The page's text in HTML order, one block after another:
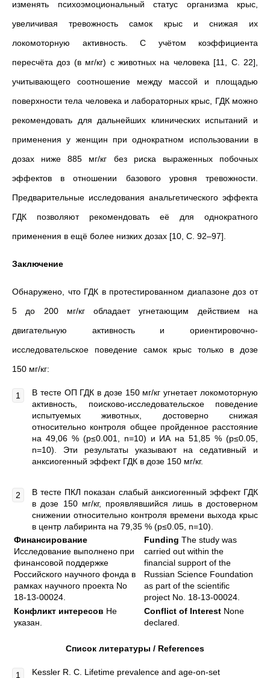
изменять психоэмоциональный статус организма крыс,
увеличивая тревожность самок крыс и снижая их
локомоторную активность. С учётом коэффициента
пересчёта доз (в мг/кг) с животных на человека [11, С. 22],
учитывающего соотношение между массой и площадью
поверхности тела человека и лабораторных крыс, ГДК можно
рекомендовать для дальнейших клинических испытаний и
применения у женщин при однократном использовании в
дозах ниже 885 мг/кг без риска выраженных побочных
эффектов в отношении базового уровня тревожности.
Предварительные исследования анальгетического эффекта
ГДК позволяют рекомендовать её для однократного
применения в ещё более низких дозах [10, С. 92–97].
Заключение
Обнаружено, что ГДК в протестированном диапазоне доз от
5 до 200 мг/кг обладает угнетающим действием на
двигательную активность и ориентировочно-
исследовательское поведение самок крыс только в дозе
150 мг/кг:
В тесте ОП ГДК в дозе 150 мг/кг угнетает локомоторную
активность, поисково-исследовательское поведение
испытуемых животных, достоверно снижая
относительно контроля общее пройденное расстояние
на 49,06 % (р≤0.001, n=10) и ИА на 51,85 % (р≤0.05,
n=10). Эти результаты указывают на седативный и
анксиогенный эффект ГДК в дозе 150 мг/кг.
В тесте ПКЛ показан слабый анксиогенный эффект ГДК
в дозе 150 мг/кг, проявлявшийся лишь в достоверном
снижении относительно контроля времени выхода крыс
в центр лабиринта на 79,35 % (р≤0.05, n=10).
Финансирование
Исследование выполнено при
финансовой поддержке
Российского научного фонда в
рамках научного проекта No
18-13-00024.
Funding The study was
carried out within the
financial support of the
Russian Science Foundation
as part of the scientific
project No. 18-13-00024.
Конфликт интересов Не
указан.
Conflict of Interest None
declared.
Список литературы / References
Kessler R. C. Lifetime prevalence and age-on-set